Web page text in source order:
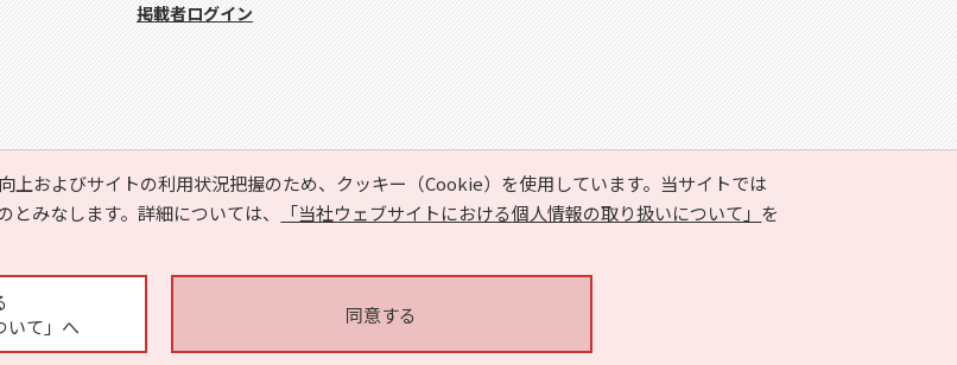
上およびサイトの利用状況把握のため、クッキー（Cookie）を使用しています。当サイトでは
みなします。詳細については、
「当社ウェブサイトにおける個人情報の取り扱いについて」 を
いて」へ
同意する
掲載者ログイン
Copyright © HYOJITO.Co.,Ltd. All Rights Reserved.